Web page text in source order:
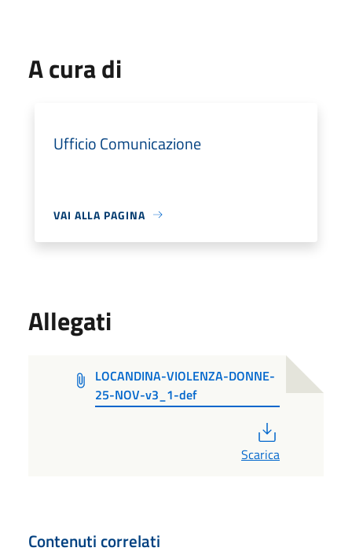
A cura di
Ufficio Comunicazione
VAI ALLA PAGINA
Allegati
LOCANDINA-VIOLENZA-DONNE-
25-NOV-v3_1-def
Scarica
Contenuti correlati